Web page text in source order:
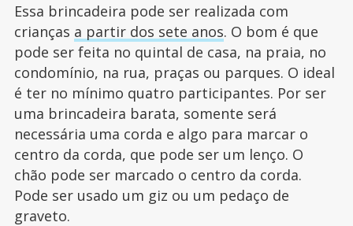
Essa brincadeira pode ser realizada com
crianças a partir dos sete anos. O bom é que
pode ser feita no quintal de casa, na praia, no
condomínio, na rua, praças ou parques. O ideal
é ter no mínimo quatro participantes. Por ser
uma brincadeira barata, somente será
necessária uma corda e algo para marcar o
centro da corda, que pode ser um lenço. O
chão pode ser marcado o centro da corda.
Pode ser usado um giz ou um pedaço de
graveto.